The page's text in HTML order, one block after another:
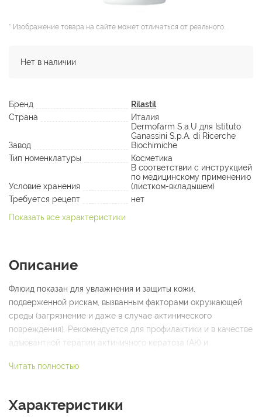
* Изображение товара на сайте может отличаться от реального.
Нет в наличии
Бренд
Rilastil
Страна
Италия
Завод
Dermofarm S.a.U для Istituto
Ganassini S.p.A. di Ricerche
Biochimiche
Тип номенклатуры
Косметика
Условие хранения
В соответствии с инструкцией
по медицинскому применению
(листком-вкладышем)
Требуется рецепт
нет
Показать все характеристики
Описание
Флюид показан для увлажнения и защиты кожи,
подверженной рискам, вызванным факторами окружающей
среды (загрязнение и даже в случае актинического
повреждения). Рекомендуется для профилактики и в качестве
адъювантной терапии актиничного кератоза (АК) и
собой жидкую эмульсию. Водостойкий. Подходит для
Читать полностью
Характеристики